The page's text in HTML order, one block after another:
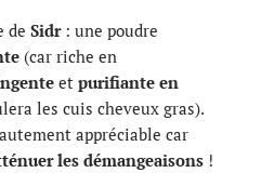
de Sidr: une poudre
(car riche en
et purifiante en
les cuis cheveux gras).
appréciable car
les démangeaisons !